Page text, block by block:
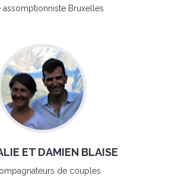
assomptionniste Bruxelles
ET DAMIEN BLAISE
de couples